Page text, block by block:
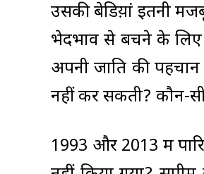
उसकी बेडिय़ां इतनी
भेदभाव से बचने के लिए
अपनी जाति की
नहीं कर सकती? कौन-
1993 और 2013 में